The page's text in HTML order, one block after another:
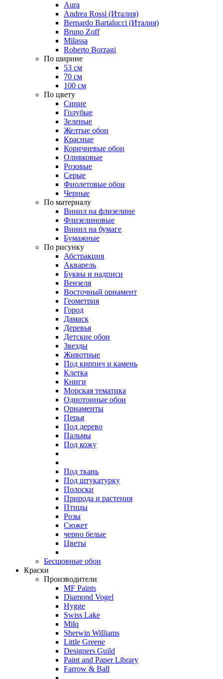
Aura
Andrea Rossi (Италия)
Bernardo Bartalucci (Италия)
Bruno Zoff
Milassa
Roberto Borzagi
По ширине
53 см
70 см
100 см
По цвету
Синие
Голубые
Зеленые
Желтые обои
Красные
Коричневые обои
Оливковые
Розовые
Серые
Фиолетовые обои
Черные
По материалу
Винил на флизелине
Флизелиновые
Винил на бумаге
Бумажные
По рисунку
Абстракция
Акварель
Буквы и надписи
Вензеля
Восточный орнамент
Геометрия
Город
Дамаск
Деревья
Детские обои
Звезды
Животные
Под кирпич и камень
Клетка
Книги
Морская тематика
Однотонные обои
Орнаменты
Перья
Под дерево
Пальмы
Под кожу
Под ткань
Под штукатурку
Полоски
Природа и растения
Птицы
Розы
Сюжет
черно белые
Цветы
Бесшовные обои
Краски
Производители
MF Paints
Diamond Vogel
Hygge
Swiss Lake
Milq
Sherwin Williams
Little Greene
Designers Guild
Paint and Paper Library
Farrow & Ball